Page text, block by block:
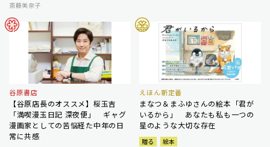
斎藤美奈子
谷原書店
【谷原店長のオススメ】桜玉吉
「満喫漫玉日記 深夜便」 ギャグ
漫画家としての苦悩経た中年の日
常に共感
えほん新定番
まなつ＆まふゆさんの絵本「君が
いるから」 あなたも私も一つの
星のような大切な存在
贈る
絵本